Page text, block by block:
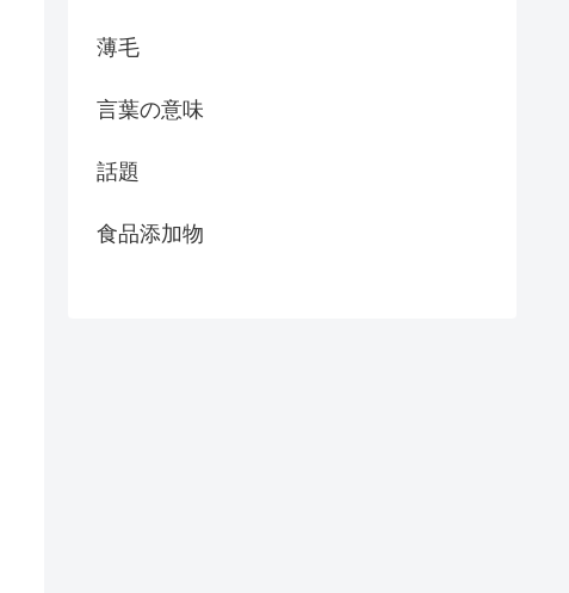
薄毛
言葉の意味
話題
食品添加物